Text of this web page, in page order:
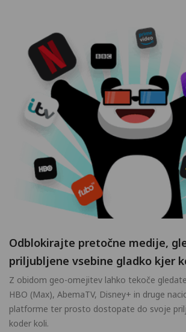
Odblokirajte pretočne medije,
priljubljene vsebine gladko kjer
Z obidom geo-omejitev lahko tekoče gledate
HBO (Max), AbemaTV, Disney+ in druge
platforme ter prosto dostopate do svoje
koder koli.